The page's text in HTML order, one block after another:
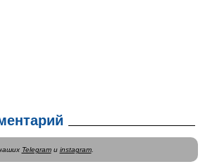
Telegramи instagram.